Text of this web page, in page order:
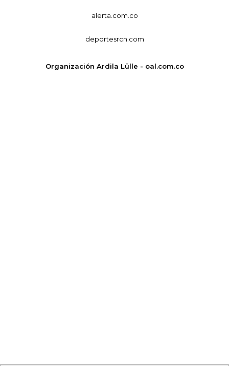
alerta.com.co
deportesrcn.com
Organización Ardila Lülle - oal.com.co